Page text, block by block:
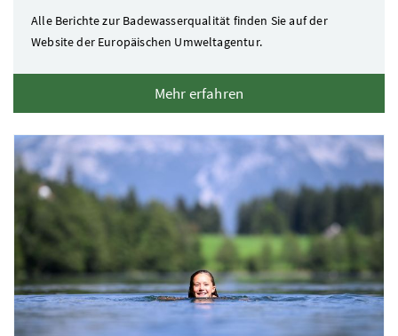
Alle Berichte zur Badewasserqualität finden Sie auf der
Website der Europäischen Umweltagentur.
Mehr erfahren